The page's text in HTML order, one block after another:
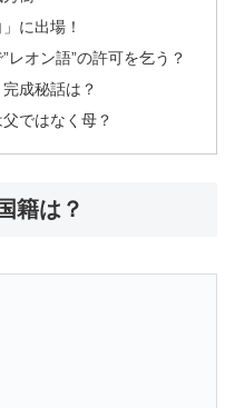
に出場！
レオン語”の許可を乞う？
成秘話は？
ではなく母？
籍は？